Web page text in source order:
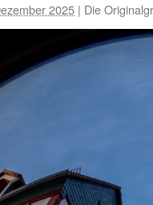
2025 | Die